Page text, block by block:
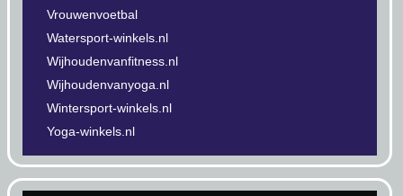
Vrouwenvoetbal
Watersport-winkels.nl
Wijhoudenvanfitness.nl
Wijhoudenvanyoga.nl
Wintersport-winkels.nl
Yoga-winkels.nl